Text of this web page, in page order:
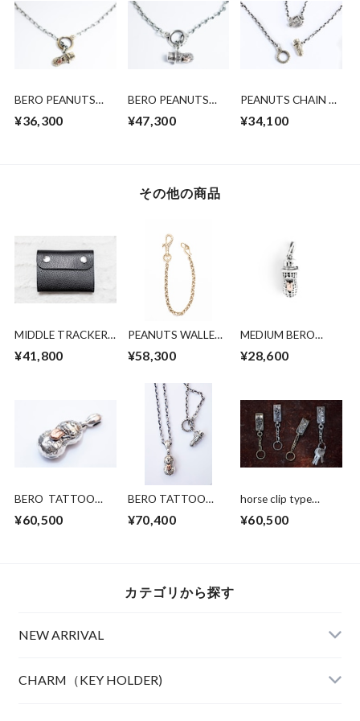
BERO PEANUTS
BRASS (ROUND OR
¥36,300
BERO PEANUTS
K10 PKG (ROUND
¥47,300
PEANUTS CHAIN 1
(ROUND OR
¥34,100
その他の商品
MIDDLE TRACKER
¥41,800
PEANUTS WALLET
（brass）
¥58,300
MEDIUM BERO
10KPG
¥28,600
BERO TATTOO
slidetype
¥60,500
BERO TATTOO
x k10PG + Peanuts
¥70,400
horse clip type
¥60,500
カテゴリから探す
NEW ARRIVAL
CHARM（KEY HOLDER)